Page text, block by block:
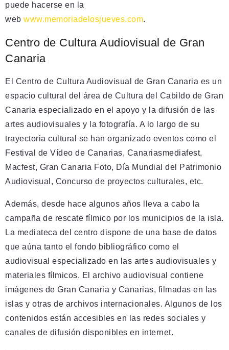
puede hacerse en la
web www.memoriadelosjueves.com.
Centro de Cultura Audiovisual de Gran
Canaria
El Centro de Cultura Audiovisual de Gran Canaria es un
espacio cultural del área de Cultura del Cabildo de Gran
Canaria especializado en el apoyo y la difusión de las
artes audiovisuales y la fotografía. A lo largo de su
trayectoria cultural se han organizado eventos como el
Festival de Vídeo de Canarias, Canariasmediafest,
Macfest, Gran Canaria Foto, Día Mundial del Patrimonio
Audiovisual, Concurso de proyectos culturales, etc.
Además, desde hace algunos años lleva a cabo la
campaña de rescate fílmico por los municipios de la isla.
La mediateca del centro dispone de una base de datos
que aúna tanto el fondo bibliográfico como el
audiovisual especializado en las artes audiovisuales y
materiales fílmicos. El archivo audiovisual contiene
imágenes de Gran Canaria y Canarias, filmadas en las
islas y otras de archivos internacionales. Algunos de los
contenidos están accesibles en las redes sociales y
canales de difusión disponibles en internet.